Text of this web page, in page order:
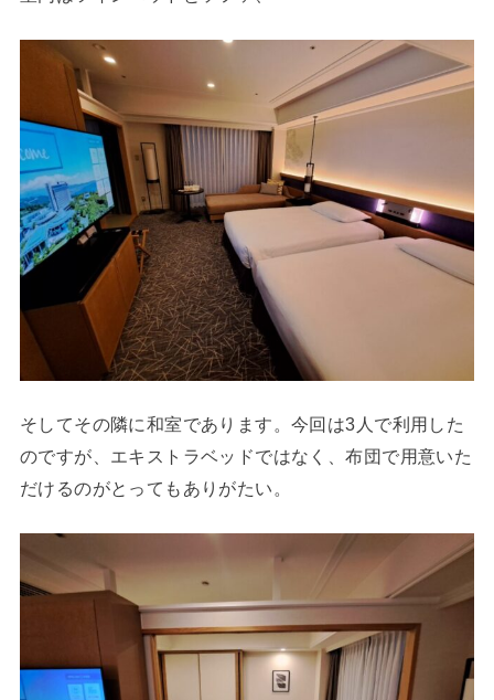
そしてその隣に和室であります。今回は3人で利用した
のですが、エキストラベッドではなく、布団で用意いた
だけるのがとってもありがたい。